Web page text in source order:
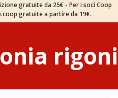
gratuite da 25€ - Per i soci Coop
gratuite a partire da 19€.
rigoni